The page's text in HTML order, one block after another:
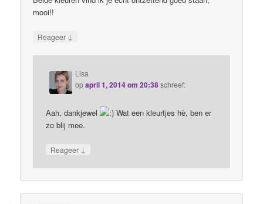
mooi!!
Reageer ↓
Lisa
opapril 1, 2014 om 20:38schreef:
Aah, dankjewel
Wat een kleurtjes hè, ben er
zo blij mee.
Reageer ↓